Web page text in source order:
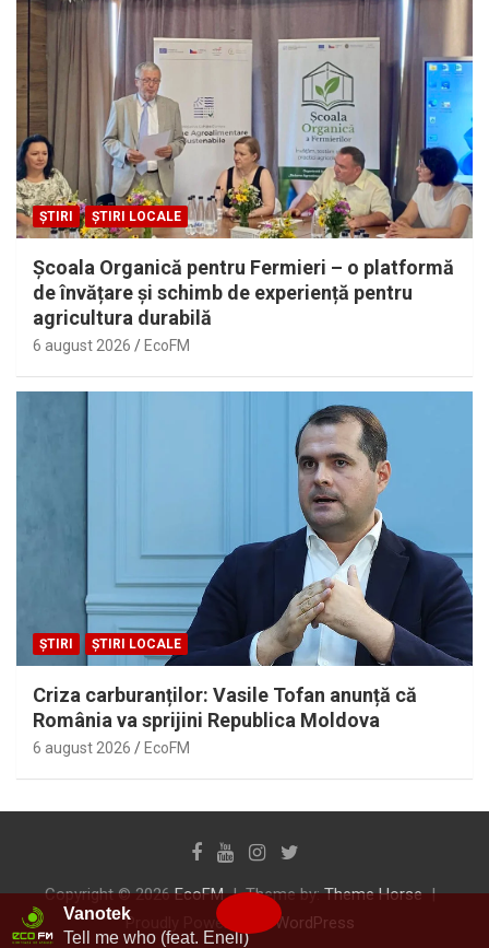
ȘTIRI ȘTIRI LOCALE
Școala Organică pentru Fermieri – o platformă
de învățare și schimb de experiență pentru
agricultura durabilă
6 august 2026 EcoFM
ȘTIRI ȘTIRI LOCALE
Criza carburanților: Vasile Tofan anunță că
România va sprijini Republica Moldova
6 august 2026 EcoFM
Copyright © 2026EcoFM Theme by:Theme Horse
Proudly Powered by:WordPress
Vanotek
Tell me who (feat. Eneli)